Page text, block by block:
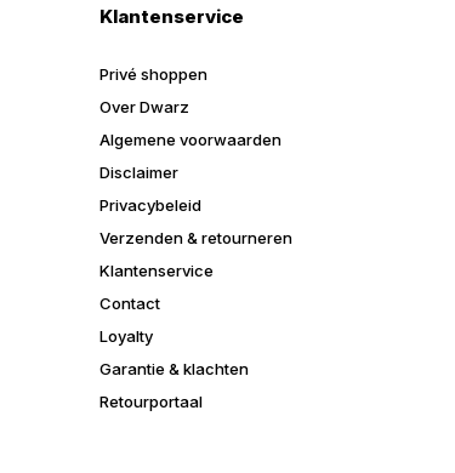
Klantenservice
Privé shoppen
Over Dwarz
Algemene voorwaarden
Disclaimer
Privacybeleid
Verzenden & retourneren
Klantenservice
Contact
Loyalty
Garantie & klachten
Retourportaal